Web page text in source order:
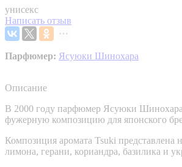
унисекс
Написать отзыв
Парфюмер: Ясуюки Шинохара
Описание
В 2000 году парфюмер Ясуюки Шинохара
фужерную композицию для японского
Композиция аромата Tsuki представлена
лимона, герани, кориандра, базилика и